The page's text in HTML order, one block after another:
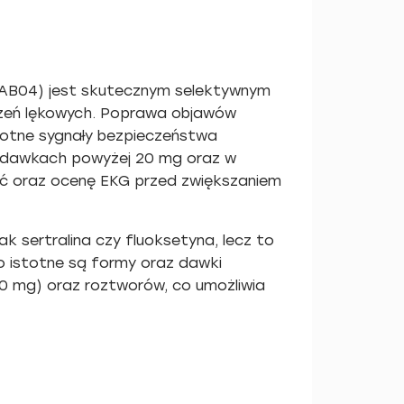
jest skutecznym selektywnym
lękowych. Poprawa objawów
sygnały bezpieczeństwa
powyżej 20 mg oraz w
ocenę EKG przed zwiększaniem
sertralina czy fluoksetyna, lecz to
istotne są formy oraz dawki
oraz roztworów, co umożliwia